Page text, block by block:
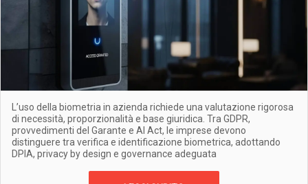
L’uso della biometria in azienda richiede una valutazione rigorosa
di necessità, proporzionalità e base giuridica. Tra GDPR,
provvedimenti del Garante e AI Act, le imprese devono
distinguere tra verifica e identificazione biometrica, adottando
DPIA, privacy by design e governance adeguata